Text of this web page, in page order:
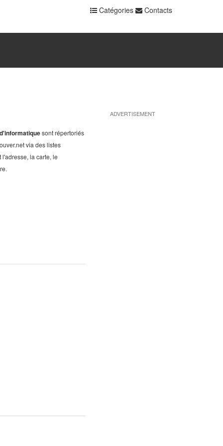
Catégories Contacts
sont répertoriés
via des listes
la carte, le
ADVERTISEMENT